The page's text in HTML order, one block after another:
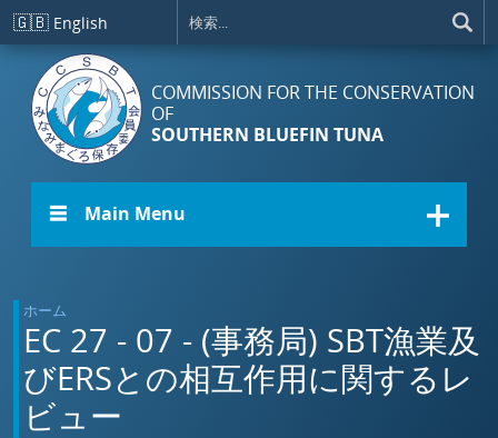
メインコンテンツに移動
🇬🇧 English
COMMISSION FOR THE CONSERVATION
OF
SOUTHERN BLUEFIN TUNA
☰ Main Menu
ホーム
EC 27 - 07 - (事務局) SBT漁業及
びERSとの相互作用に関するレ
ビュー